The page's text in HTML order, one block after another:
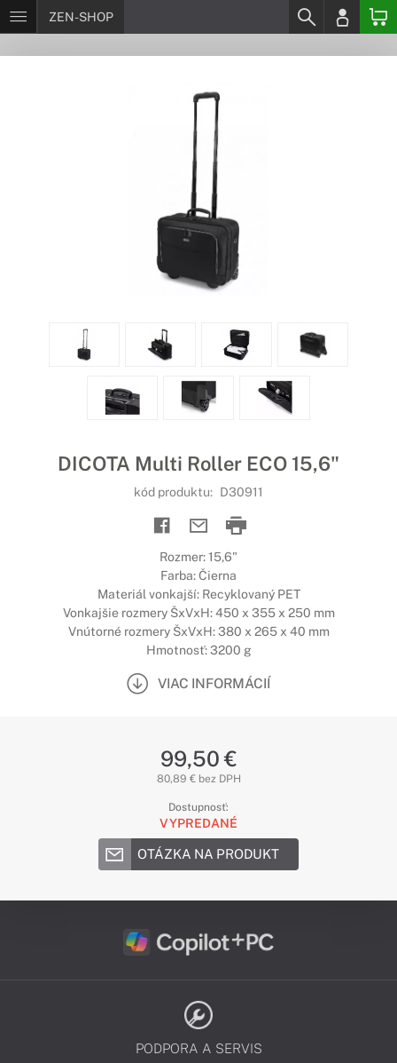
ZEN-SHOP
DICOTA Multi Roller ECO 15,6"
kód produktu: D30911
Rozmer: 15,6"
Farba: Čierna
Materiál vonkajší: Recyklovaný PET
Vonkajšie rozmery ŠxVxH: 450 x 355 x 250 mm
Vnútorné rozmery ŠxVxH: 380 x 265 x 40 mm
Hmotnosť: 3200 g
VIAC INFORMÁCIÍ
99,50 €
80,89 € bez DPH
Dostupnosť:
VYPREDANÉ
OTÁZKA NA PRODUKT
PODPORA A SERVIS